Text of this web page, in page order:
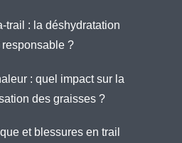
trail : la déshydratation
?
: quel impact sur la
des graisses ?
et blessures en trail